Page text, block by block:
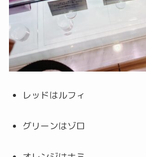
レッドはルフィ
グリーンはゾロ